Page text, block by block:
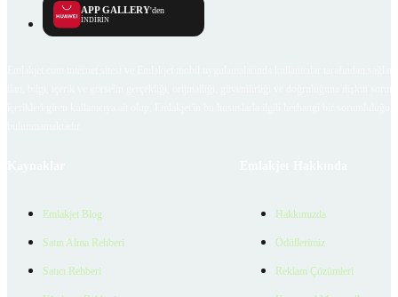
APP GALLERY'den
İNDİRİN
Emlakjet Blog
Satın Alma Rehberi
Satıcı Rehberi
Hakkımızda
Ödüllerimiz
Reklam Çözümleri